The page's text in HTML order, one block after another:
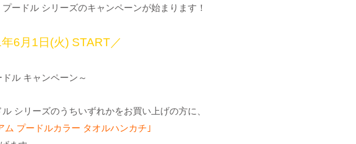
プードル シリーズのキャンペーンが始まります！
6月1日(火) START／
ドル キャンペーン～
シリーズのうちいずれかをお買い上げの方に、
ム プードルカラー タオルハンカチ｣